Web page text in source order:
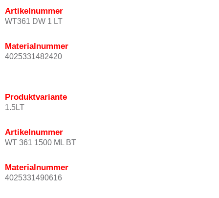
Artikelnummer
WT361 DW 1 LT
Materialnummer
4025331482420
Produktvariante
1.5LT
Artikelnummer
WT 361 1500 ML BT
Materialnummer
4025331490616